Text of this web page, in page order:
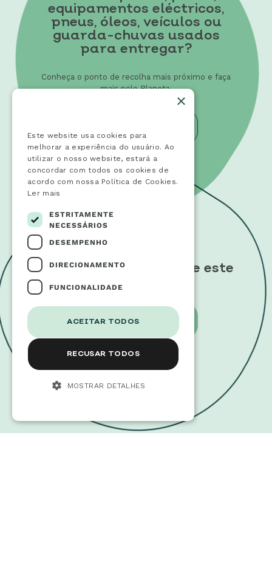
equipamentos eléctricos,
pneus, óleos, veículos ou
guarda-chuvas usados
para entregar?
Conheça o ponto de recolha mais próximo e faça
mais pelo Planeta.
Quer saber mais sobre este
Movimento?
CARREGUE AQUI
×
Este website usa cookies para
melhorar a experiência do usuário. Ao
utilizar o nosso website, estará a
concordar com todos os cookies de
acordo com nossa Política de Cookies.
Ler mais
ESTRITAMENTE
NECESSÁRIOS
DESEMPENHO
DIRECIONAMENTO
FUNCIONALIDADE
ACEITAR TODOS
RECUSAR TODOS
MOSTRAR DETALHES